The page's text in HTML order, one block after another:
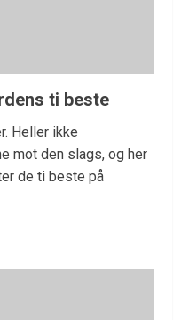
ti beste
Heller ikke
mot den slags, og her
de ti beste på